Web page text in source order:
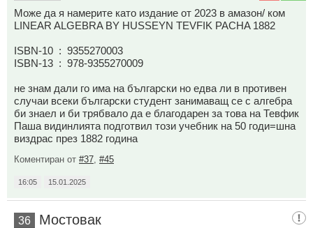
Може да я намерите като издание от 2023 в амазон/ ком
LINEAR ALGEBRA BY HUSSEYN TEVFIK PACHA 1882
ISBN-10 ‏ : ‎ 9355270003
ISBN-13 ‏ : ‎ 978-9355270009
не знам дали го има на български но едва ли в противен
случаи всеки български студент занимаващ се с алгебра
би знаел и би трябвало да е благодарен за това на Тевфик
Паша видинлията подготвил този учебник на 50 годи=шна
виздрас през 1882 година
Коментиран от #37 #45
16:05 15.01.2025
36 Мостовак